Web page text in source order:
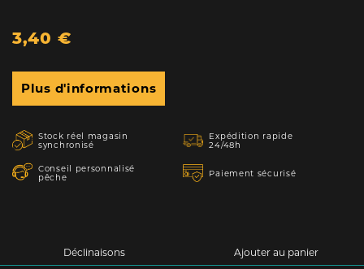
3,40 €
Plus d'informations
Stock réel magasin
synchronisé
Expédition rapide
24/48h
Conseil personnalisé
pêche
Paiement sécurisé
Déclinaisons Ajouter au panier